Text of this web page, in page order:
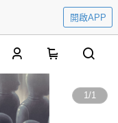
開啟APP
1/1